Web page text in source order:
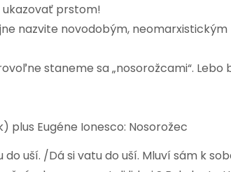
ukazovať prstom!
nazvite novodobým,
staneme sa „nosorožcami“. Lebo
Eugéne Ionesco: Nosorožec
uší. /Dá si vatu do uší. Mluví sám k